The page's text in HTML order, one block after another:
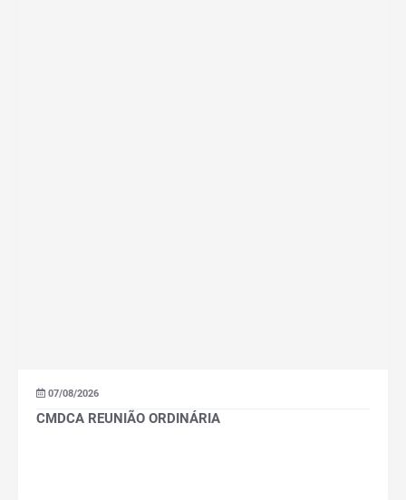
07/08/2026
CMDCA REUNIÃO ORDINÁRIA